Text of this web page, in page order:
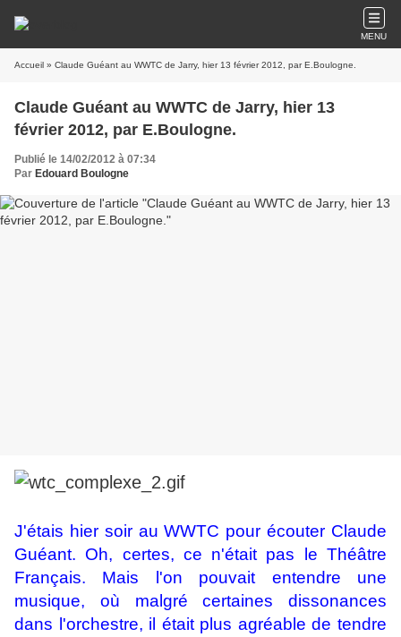
MENU
Accueil » Claude Guéant au WWTC de Jarry, hier 13 février 2012, par E.Boulogne.
Claude Guéant au WWTC de Jarry, hier 13
février 2012, par E.Boulogne.
Publié le 14/02/2012 à 07:34
Par Edouard Boulogne
J'étais hier soir au WWTC pour écouter Claude
Guéant. Oh, certes, ce n'était pas le Théâtre
Français. Mais l'on pouvait entendre une
musique, où malgré certaines dissonances
dans l'orchestre, il était plus agréable de tendre